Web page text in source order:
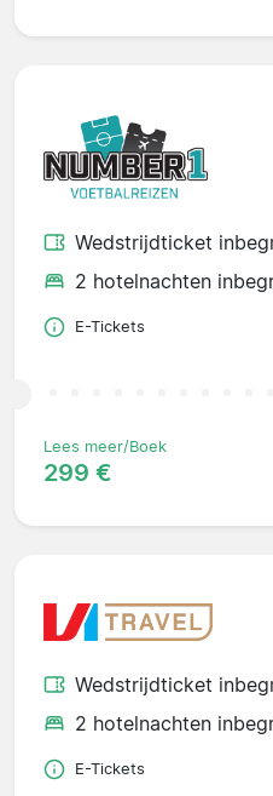
Wedstrijdticket
2 hotelnachten
E-Tickets
Lees meer/Boek
299 €
Wedstrijdticket
2 hotelnachten
E-Tickets